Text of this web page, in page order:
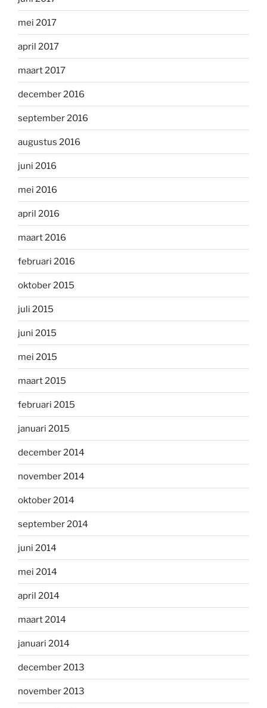
mei 2017
april 2017
maart 2017
december 2016
september 2016
augustus 2016
juni 2016
mei 2016
april 2016
maart 2016
februari 2016
oktober 2015
juli 2015
juni 2015
mei 2015
maart 2015
februari 2015
januari 2015
december 2014
november 2014
oktober 2014
september 2014
juni 2014
mei 2014
april 2014
maart 2014
januari 2014
december 2013
november 2013